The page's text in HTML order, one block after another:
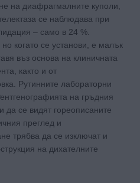
на диафрагмалните куполи,
се наблюдава при
– само в 24 %.
когато се установи, е малък
въз основа на клиничната
както и от
Рутинните лабораторни
на гръдния
се видят гореописаните
преглед и
трябва да се изключат и
на дихателните